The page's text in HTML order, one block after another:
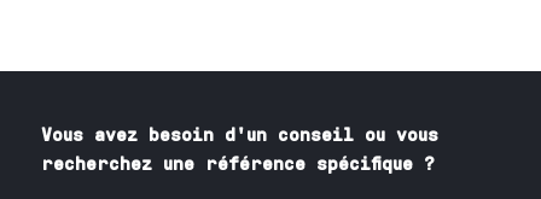
Vous avez besoin d'un conseil ou vous
recherchez une référence spécifique ?